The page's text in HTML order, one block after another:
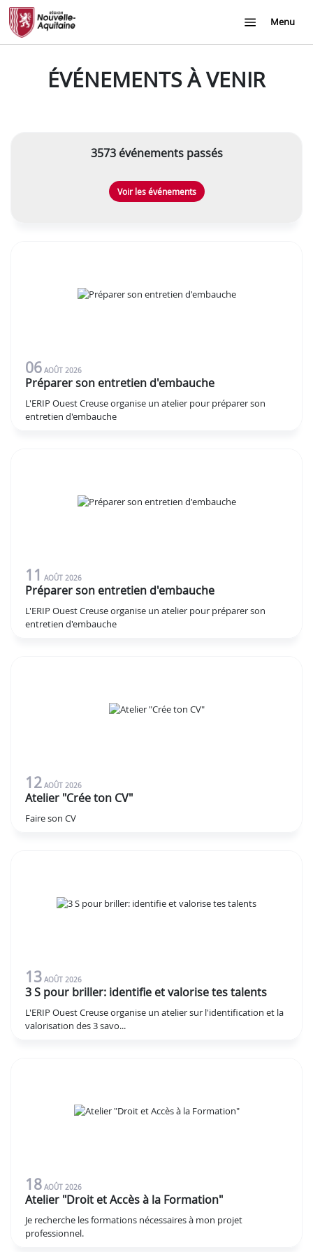
Menu
ÉVÉNEMENTS À VENIR
3573 événements passés
Voir les événements
06 AOÛT 2026
Préparer son entretien d'embauche
L'ERIP Ouest Creuse organise un atelier pour préparer son
entretien d'embauche
11 AOÛT 2026
Préparer son entretien d'embauche
L'ERIP Ouest Creuse organise un atelier pour préparer son
entretien d'embauche
12 AOÛT 2026
Atelier "Crée ton CV"
Faire son CV
13 AOÛT 2026
3 S pour briller: identifie et valorise tes talents
L'ERIP Ouest Creuse organise un atelier sur l'identification et la
valorisation des 3 savo...
18 AOÛT 2026
Atelier "Droit et Accès à la Formation"
Je recherche les formations nécessaires à mon projet
professionnel.